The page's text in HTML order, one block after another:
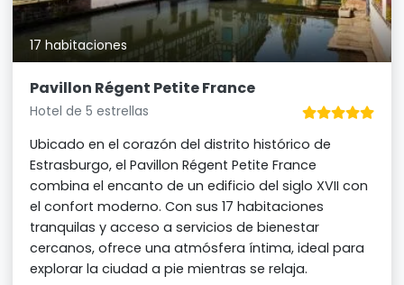
17 habitaciones
Pavillon Régent Petite France
Hotel de 5 estrellas
Ubicado en el corazón del distrito histórico de
Estrasburgo, el Pavillon Régent Petite France
combina el encanto de un edificio del siglo XVII con
el confort moderno. Con sus 17 habitaciones
tranquilas y acceso a servicios de bienestar
cercanos, ofrece una atmósfera íntima, ideal para
explorar la ciudad a pie mientras se relaja.